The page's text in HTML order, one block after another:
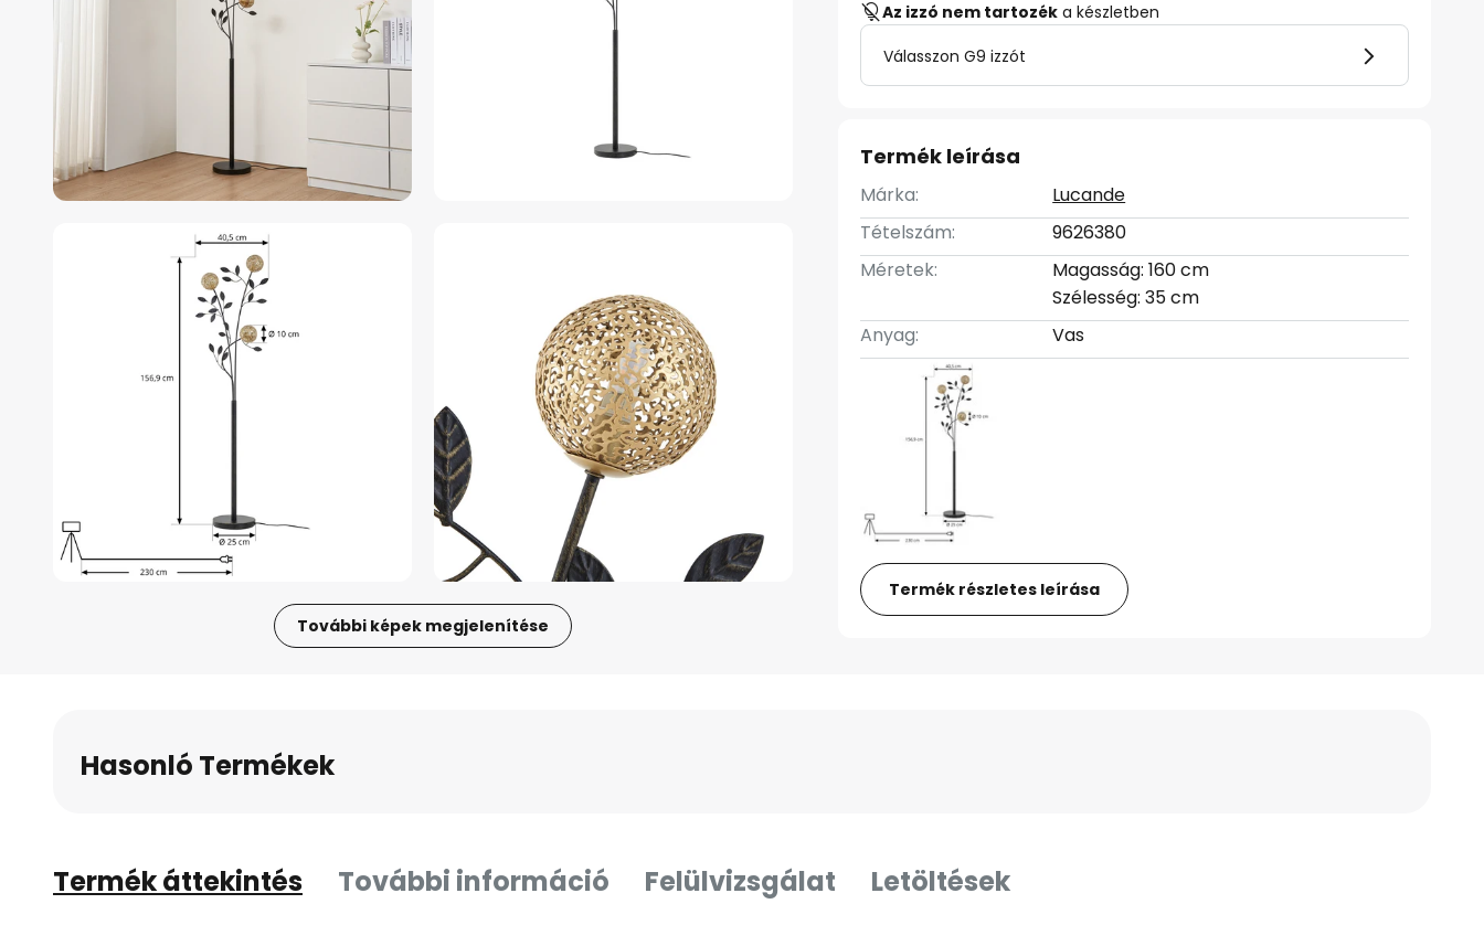
További képek megjelenítése
Az izzó nem tartozék a készletben
Válasszon G9 izzót
Termék leírása
Márka:
Lucande
Tételszám:
9626380
Méretek:
Magasság: 160 cm
Szélesség: 35 cm
Anyag:
Vas
Termék részletes leírása
Hasonló Termékek
Termék áttekintés További információ Felülvizsgálat Letöltések